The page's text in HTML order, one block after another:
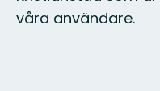
våra användare.